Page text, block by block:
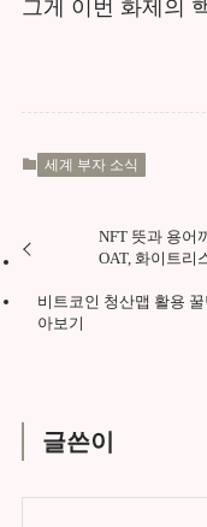
그게 이번 화제의
세계 부자 소식
NFT 뜻과 용어
OAT, 화이트리
비트코인 청산맵 활용
아보기
글쓴이